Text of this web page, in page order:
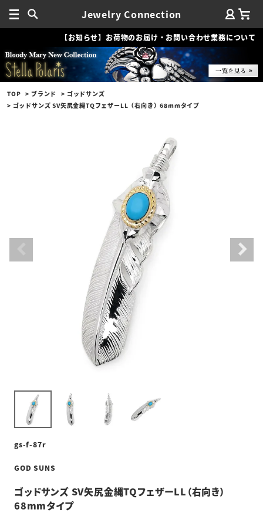
Jewelry Connection
【お知らせ】お荷物のお届け・お問い合わせ業務について
TOP ブランド
ゴッドサンズ
ゴッドサンズ SV矢尻金縄TQフェザーLL（右向き）68mmタイプ
gs-f-87r
GOD SUNS
ゴッドサンズ SV矢尻金縄TQフェザーLL（右向き）
68mmタイプ